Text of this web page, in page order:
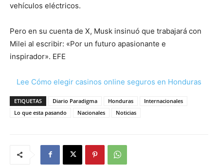
vehículos eléctricos.
Pero en su cuenta de X, Musk insinuó que trabajará con
Milei al escribir: «Por un futuro apasionante e
inspirador». EFE
Lee Cómo elegir casinos online seguros en Honduras
ETIQUETAS Diario Paradigma Honduras
Internacionales
Lo que esta pasando
Nacionales Noticias